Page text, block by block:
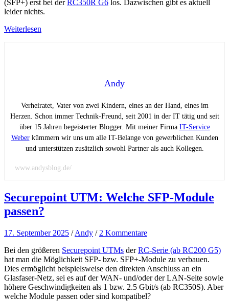
(SFP+) erst bei der RC350R G6 los. Dazwischen gibt es aktuell
leider nichts.
Weiterlesen
Andy
Verheiratet, Vater von zwei Kindern, eines an der Hand, eines im
Herzen. Schon immer Technik-Freund, seit 2001 in der IT tätig und seit
über 15 Jahren begeisterter Blogger. Mit meiner Firma IT-Service
Weberkümmern wir uns um alle IT-Belange von gewerblichen Kunden
und unterstützen zusätzlich sowohl Partner als auch Kollegen.
www.andysblog.de/
Securepoint UTM: Welche SFP-Module
passen?
17. September 2025 /Andy / 2 Kommentare
Bei den größeren Securepoint UTMs derRC-Serie (ab RC200 G5)
hat man die Möglichkeit SFP- bzw. SFP+-Module zu verbauen.
Dies ermöglicht beispielsweise den direkten Anschluss an ein
Glasfaser-Netz, sei es auf der WAN- und/oder der LAN-Seite sowie
höhere Geschwindigkeiten als 1 bzw. 2.5 Gbit/s (ab RC350S). Aber
welche Module passen oder sind kompatibel?